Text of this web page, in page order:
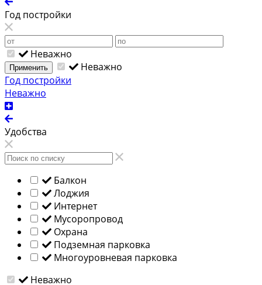
Год постройки
Неважно
Применить
Неважно
Год постройки
Неважно
Удобства
Балкон
Лоджия
Интернет
Мусоропровод
Охрана
Подземная парковка
Многоуровневая парковка
Неважно